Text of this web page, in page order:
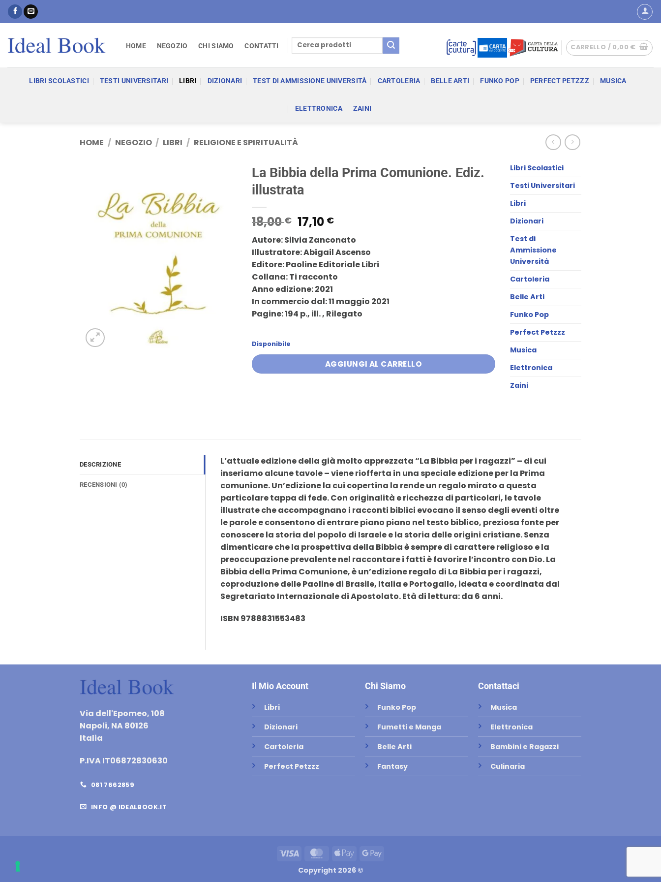
Salta
HOME NEGOZIO CHI SIAMO CONTATTI
Cerca:
CARRELLO / 0,00 €
LIBRI SCOLASTICI TESTI UNIVERSITARI LIBRI DIZIONARI TEST DI AMMISSIONE UNIVERSITÀ CARTOLERIA BELLE ARTI FUNKO POP PERFECT PETZZZ MUSICA
ELETTRONICA ZAINI
HOME / NEGOZIO / LIBRI / RELIGIONE E SPIRITUALITÀ
La Bibbia della Prima Comunione. Ediz.
illustrata
18,00€ Il
prezzo
originale
era:
18,00 €.
17,10 €Il
prezzo
attuale
è:
17,10 €.
Autore: Silvia Zanconato
Illustratore: Abigail Ascenso
Editore: Paoline Editoriale Libri
Collana: Ti racconto
Anno edizione: 2021
In commercio dal: 11 maggio 2021
Pagine: 194 p., ill. , Rilegato
Disponibile
AGGIUNGI AL CARRELLO
Libri Scolastici
Testi Universitari
Libri
Dizionari
Test di
Ammissione
Università
Cartoleria
Belle Arti
Funko Pop
Perfect Petzzz
Musica
Elettronica
Zaini
DESCRIZIONE
RECENSIONI (0)
L’attuale edizione della già molto apprezzata “La Bibbia per i ragazzi” – di cui
inseriamo alcune tavole – viene riofferta in una speciale edizione per la Prima
comunione. Un’edizione la cui copertina la rende un regalo mirato a questa
particolare tappa di fede. Con originalità e ricchezza di particolari, le tavole
illustrate che accompagnano i racconti biblici evocano il senso degli eventi oltre
le parole e consentono di entrare piano piano nel testo biblico, preziosa fonte per
conoscere la storia del popolo di Israele e la storia delle origini cristiane. Senza
dimenticare che la prospettiva della Bibbia è sempre di carattere religioso e la
preoccupazione prevalente nel raccontare i fatti è favorire l’incontro con Dio. La
Bibbia della Prima Comunione, è un’edizione regalo di La Bibbia per i ragazzi,
coproduzione delle Paoline di Brasile, Italia e Portogallo, ideata e coordinata dal
Segretariato Internazionale di Apostolato. Età di lettura: da 6 anni.
ISBN 9788831553483
Via dell'Epomeo, 108
Napoli, NA 80126
Italia
P.IVA IT06872830630
081 7662859
INFO @ IDEALBOOK.IT
Il Mio Account
Libri
Dizionari
Cartoleria
Perfect Petzzz
Chi Siamo
Funko Pop
Fumetti e Manga
Belle Arti
Fantasy
Contattaci
Musica
Elettronica
Bambini e Ragazzi
Culinaria
Visa MasterCard
Apple Google
Copyright 2026 ©